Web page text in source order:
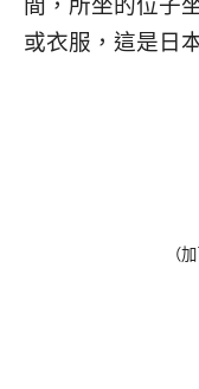
或衣服，這是日
（